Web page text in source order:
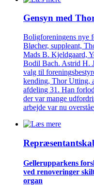
Gensyn med
Boligforeningens nye
Bløcher, suppleant,
Mads B. Kjeldgaard,
Bodil Bach. Astrid H.
valg til
kending, Thor Utting,
afdeling 31. Han
der var mange
arbejde var nu
Gellerup­parkens
ved renove­ringer
organ